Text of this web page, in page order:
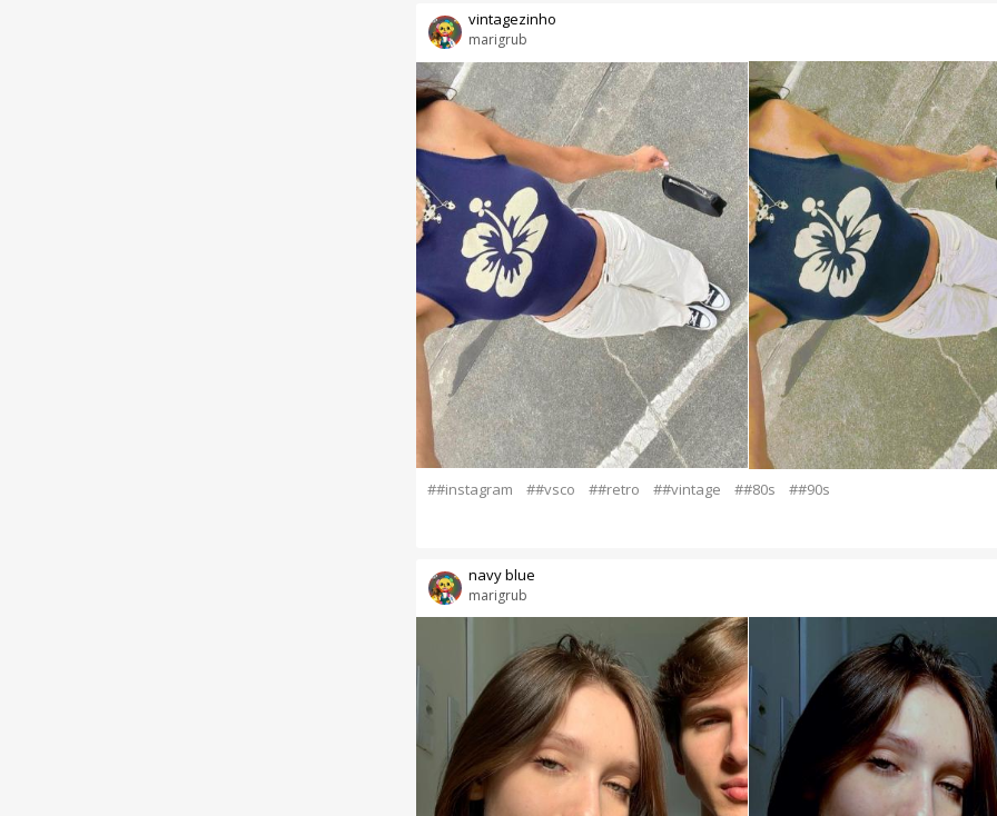
marigrub
vintagezinho
##instagram ##vsco ##retro ##vintage ##80s ##90s
marigrub
navy blue